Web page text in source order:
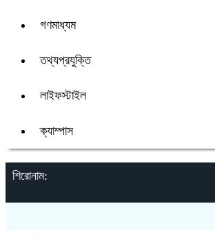
গণমাধ্যম
তথ্যপ্রযুক্তি
লাইফস্টাইল
ক্যাম্পাস
শিরোনাম: